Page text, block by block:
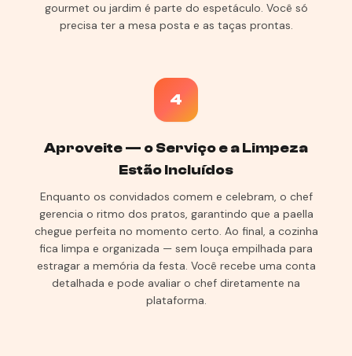
gourmet ou jardim é parte do espetáculo. Você só
precisa ter a mesa posta e as taças prontas.
4
Aproveite — o Serviço e a Limpeza
Estão Incluídos
Enquanto os convidados comem e celebram, o chef
gerencia o ritmo dos pratos, garantindo que a paella
chegue perfeita no momento certo. Ao final, a cozinha
fica limpa e organizada — sem louça empilhada para
estragar a memória da festa. Você recebe uma conta
detalhada e pode avaliar o chef diretamente na
plataforma.